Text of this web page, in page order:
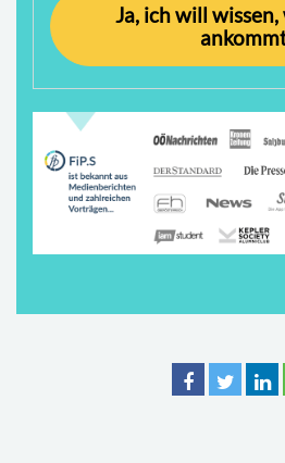
Ja, ich will